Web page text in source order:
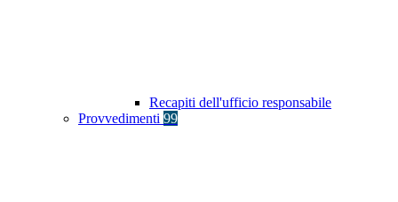
Recapiti dell'ufficio responsabile
Provvedimenti 99